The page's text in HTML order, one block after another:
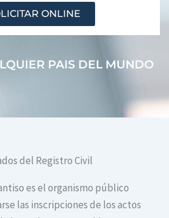
ONLINE
PAIS DEL MUNDO
del Registro Civil
es el organismo público
las inscripciones de los actos